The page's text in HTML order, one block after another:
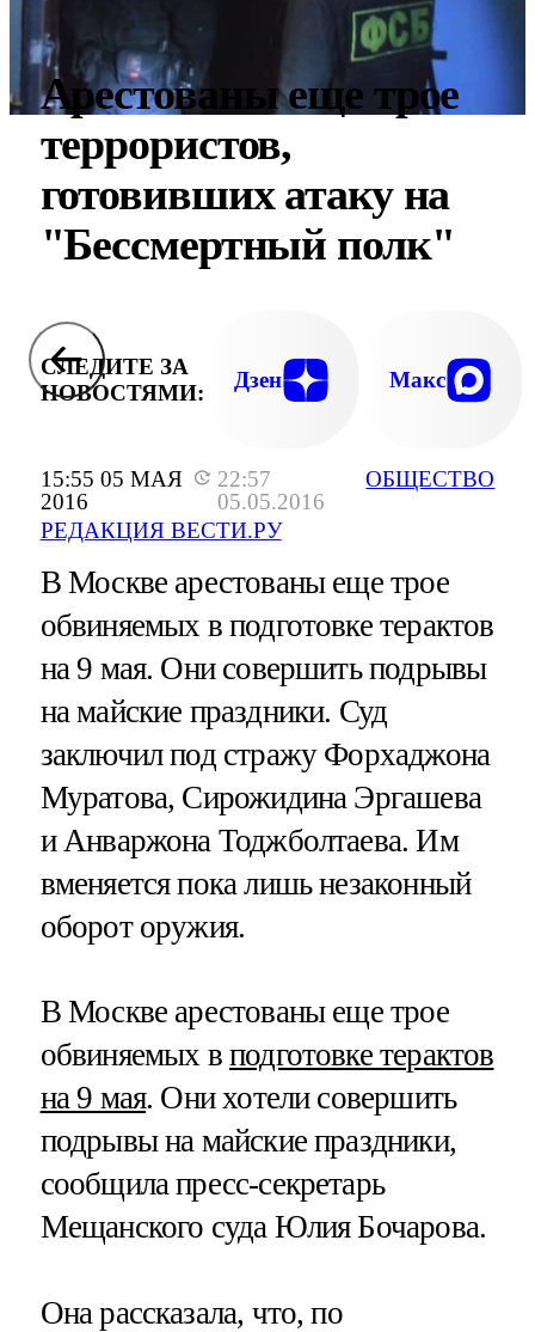
15:55 05 МАЯ
2016
22:57
05.05.2016
РЕДАКЦИЯ ВЕСТИ.РУ
ОБЩЕСТВО
Арестованы еще трое
террористов,
готовивших атаку на
"Бессмертный полк"
СЛЕДИТЕ ЗА
НОВОСТЯМИ:
Дзен Макс
В Москве арестованы еще трое
обвиняемых в подготовке терактов
на 9 мая. Они совершить подрывы
на майские праздники. Суд
заключил под стражу Форхаджона
Муратова, Сирожидина Эргашева
и Анваржона Тоджболтаева. Им
вменяется пока лишь незаконный
оборот оружия.
В Москве арестованы еще трое
обвиняемых в подготовке терактов
на 9 мая. Они хотели совершить
подрывы на майские праздники,
сообщила пресс-секретарь
Мещанского суда Юлия Бочарова.
Она рассказала, что, по